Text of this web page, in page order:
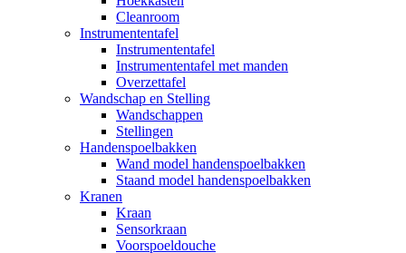
Cleanroom
Instrumententafel
Instrumententafel
Instrumententafel met manden
Overzettafel
Wandschap en Stelling
Wandschappen
Stellingen
Handenspoelbakken
Wand model handenspoelbakken
Staand model handenspoelbakken
Kranen
Kraan
Sensorkraan
Voorspoeldouche